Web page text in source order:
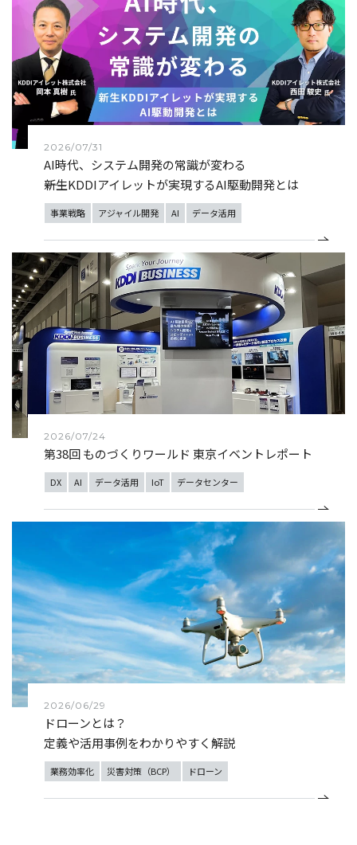
2026/07/31
AI時代、システム開発の常識が変わる
――新生KDDIアイレットが実現するAI駆動開発とは
事業戦略 アジャイル開発 AI データ活用
2026/07/24
第38回 ものづくりワールド 東京イベントレポート
DX AI データ活用 IoT データセンター
2026/06/29
ドローンとは？
定義や活用事例をわかりやすく解説
業務効率化 災害対策（BCP） ドローン